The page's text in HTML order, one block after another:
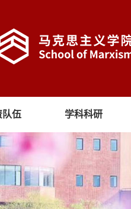
队伍 学科科研